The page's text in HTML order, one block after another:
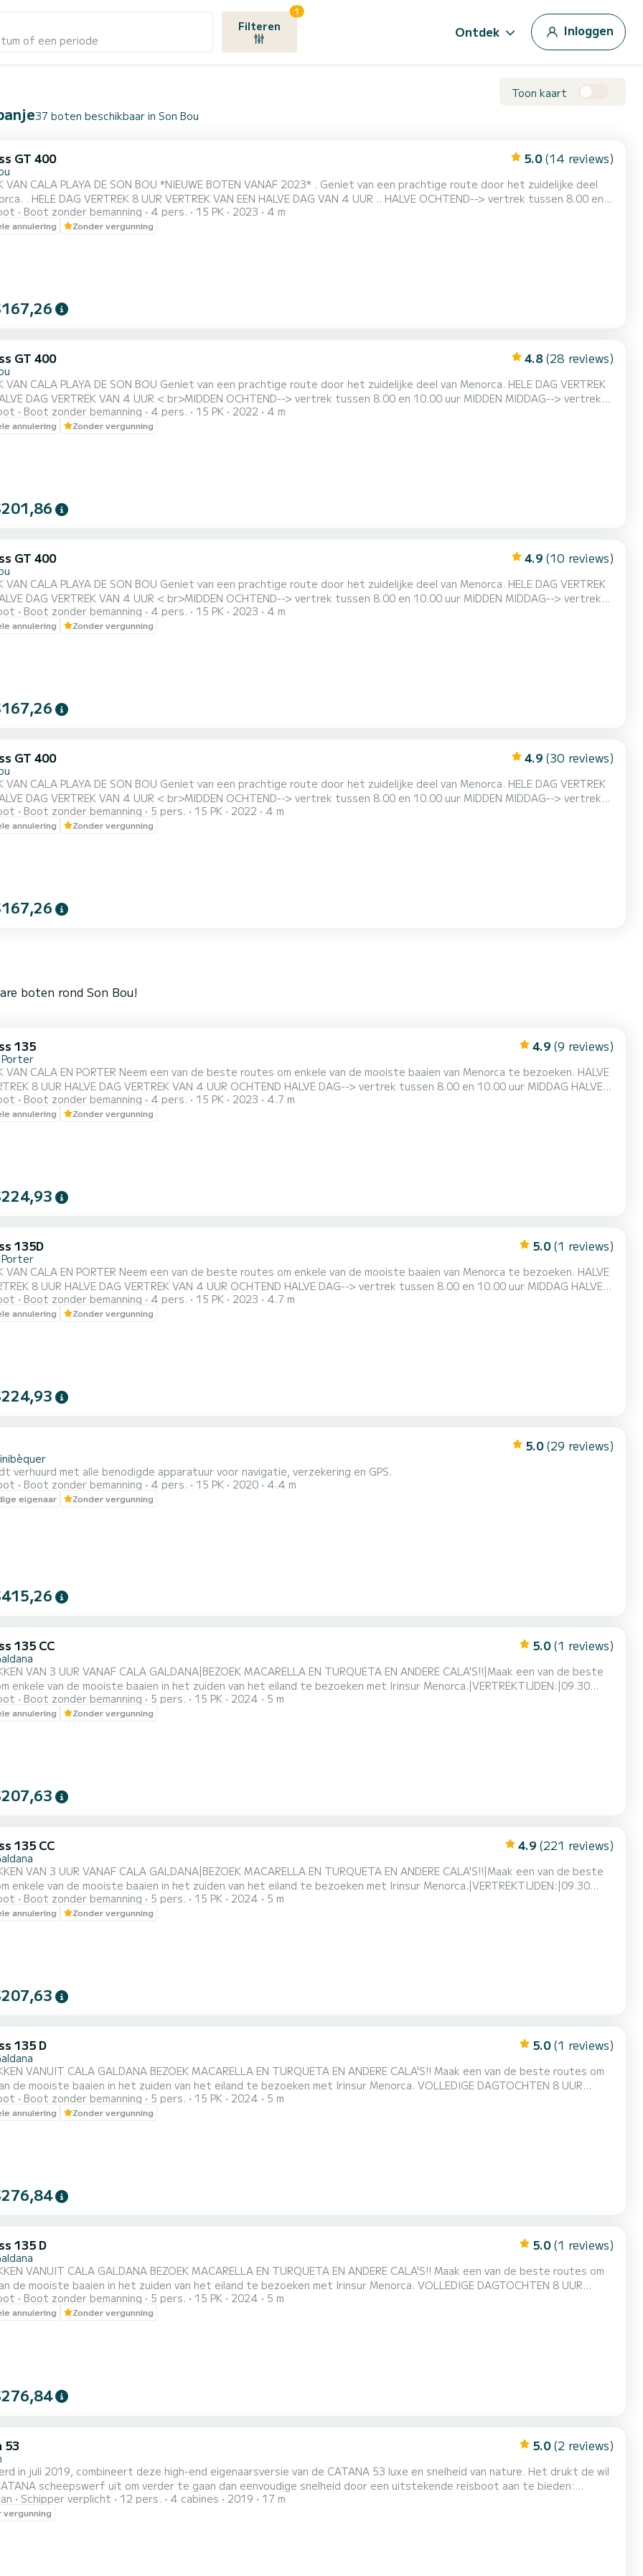
of een periode
Filteren
1
Ontdek Inloggen
Toon kaart
37 boten beschikbaar in Son Bou
GT 400 5.0 (14 reviews)
VAN CALA PLAYA DE SON BOU *NIEUWE BOTEN VANAF 2023* . Geniet van een prachtige route door het zuidelijke deel
HELE DAG VERTREK 8 UUR VERTREK VAN EEN HALVE DAG VAN 4 UUR .. HALVE OCHTEND--> vertrek tussen 8.00 en
MIDDAG--> vertrek tussen 13.00 en Het zal niemand onverschillig laten, #menorcaparadise Ontdek Menorca op
manier. Recreatieboten zonder vaarbewijs. Wij stellen u verschillende soorten boten ter beschikking en de mogelijkheid
Boot zonder bemanning 4 pers. 15 PK 2023 4 m
annulering Zonder vergunning
GT 400 4.8 (28 reviews)
SON BOU Geniet van een prachtige route door het zuidelijke deel van Menorca. HELE DAG VERTREK
VAN 4 UUR < br>MIDDEN OCHTEND--> vertrek tussen 8.00 en 10.00 uur MIDDEN MIDDAG--> vertrek
onverschillig laten, #menorcaparadise Ontdek Menorca op een unieke manier.
HET HEEFT: GROOT SOLARIUM, KOELKAST, LUIFEL, AFVALBAK en WATERDICHTE KAN.
Boot zonder bemanning 4 pers. 15 PK 2022 4 m
annulering Zonder vergunning
GT 400 4.9 (10 reviews)
SON BOU Geniet van een prachtige route door het zuidelijke deel van Menorca. HELE DAG VERTREK
VAN 4 UUR < br>MIDDEN OCHTEND--> vertrek tussen 8.00 en 10.00 uur MIDDEN MIDDAG--> vertrek
onverschillig laten, #menorcaparadise Ontdek Menorca op een unieke manier.
HET HEEFT: GROOT SOLARIUM, KOELKAST, Luifel, Vuilnisbak en WATERDICHTE KAN. *MAXIMUM
Boot zonder bemanning 4 pers. 15 PK 2023 4 m
annulering Zonder vergunning
GT 400 4.9 (30 reviews)
SON BOU Geniet van een prachtige route door het zuidelijke deel van Menorca. HELE DAG VERTREK
VAN 4 UUR < br>MIDDEN OCHTEND--> vertrek tussen 8.00 en 10.00 uur MIDDEN MIDDAG--> vertrek
onverschillig laten, #menorcaparadise Ontdek Menorca op een unieke manier.
HET HEEFT: GROOT SOLARIUM, KOELKAST, LUIFEL, AFVALBAK en WATERDICHTE KAN.
Boot zonder bemanning 5 pers. 15 PK 2022 4 m
annulering Zonder vergunning
boten rond Son Bou!
135 4.9 (9 reviews)
Porter
een van de beste routes om enkele van de mooiste baaien van Menorca te bezoeken. HALVE
HALVE DAG VERTREK VAN 4 UUR OCHTEND HALVE DAG--> vertrek tussen 8.00 en 10.00 uur MIDDAG HALVE
tussen 13.00 en 13.00 uur (Verborgen gegevens) Het zal niemand onverschillig laten, #menorcaparadise Ontdek
op een unieke manier. Recreatieboten zonder vaarbewijs. Wij stellen u verschillende soorten boten ter beschikking en de
Boot zonder bemanning 4 pers. 15 PK 2023 4.7 m
annulering Zonder vergunning
135D 5.0 (1 reviews)
Porter
een van de beste routes om enkele van de mooiste baaien van Menorca te bezoeken. HALVE
HALVE DAG VERTREK VAN 4 UUR OCHTEND HALVE DAG--> vertrek tussen 8.00 en 10.00 uur MIDDAG HALVE
tussen 13.00 en 13.00 uur (Verborgen gegevens) Het zal niemand onverschillig laten, #menorcaparadise Ontdek
op een unieke manier. Recreatieboten zonder vaarbewijs. Wij stellen u verschillende soorten boten ter beschikking en de
Boot zonder bemanning 4 pers. 15 PK 2023 4.7 m
annulering Zonder vergunning
5.0 (29 reviews)
verhuurd met alle benodigde apparatuur voor navigatie, verzekering en GPS.
Boot zonder bemanning 4 pers. 15 PK 2020 4.4 m
eigenaar Zonder vergunning
135 CC 5.0 (1 reviews)
VAN 3 UUR VANAF CALA GALDANA|BEZOEK MACARELLA EN TURQUETA EN ANDERE CALA'S!!|Maak een van de beste
enkele van de mooiste baaien in het zuiden van het eiland te bezoeken met Irinsur Menorca.|VERTREKTIJDEN:|09.30
uur|16.00 uur|Recreatieve boten zonder vaarbewijs nodig.|VOORZIEN VAN: RUIM ZONNEDAK, KOELKAST, ZONNESCHERM,
EN WATERDICHT VAT|*MAXIMAAL 350 KG GEWICHT TUSSEN DE INZITTENDEN*|BRANDSTOF|50€ BIJ HET INCHECKEN
Boot zonder bemanning 5 pers. 15 PK 2024 5 m
annulering Zonder vergunning
135 CC 4.9 (221 reviews)
VAN 3 UUR VANAF CALA GALDANA|BEZOEK MACARELLA EN TURQUETA EN ANDERE CALA'S!!|Maak een van de beste
enkele van de mooiste baaien in het zuiden van het eiland te bezoeken met Irinsur Menorca.|VERTREKTIJDEN:|09.30
uur|16.00 uur|Recreatieve boten zonder vaarbewijs nodig.|VOORZIEN VAN: RUIM ZONNEDAK, KOELKAST, ZONNESCHERM,
EN WATERDICHT VAT|*MAXIMAAL 350 KG GEWICHT TUSSEN DE INZITTENDEN*|BRANDSTOF|50€ BIJ HET INCHECKEN
Boot zonder bemanning 5 pers. 15 PK 2024 5 m
annulering Zonder vergunning
135 D 5.0 (1 reviews)
BEZOEK MACARELLA EN TURQUETA EN ANDERE CALA'S!! Maak een van de beste routes om
mooiste baaien in het zuiden van het eiland te bezoeken met Irinsur Menorca. VOLLEDIGE DAGTOCHTEN 8 UUR
HALVE DAGTOCHT OCHTEND --> vertrek tussen 8 en 10 uur. HALVE DAGTOCHT MIDDAG -->
13.00 en 14.30 uur. Recreatieve boten zonder de noodzaak van een vaarbewijs. BESCHIKBAAR: RUIM
Boot zonder bemanning 5 pers. 15 PK 2024 5 m
annulering Zonder vergunning
135 D 5.0 (1 reviews)
BEZOEK MACARELLA EN TURQUETA EN ANDERE CALA'S!! Maak een van de beste routes om
mooiste baaien in het zuiden van het eiland te bezoeken met Irinsur Menorca. VOLLEDIGE DAGTOCHTEN 8 UUR
HALVE DAGTOCHT OCHTEND --> vertrek tussen 8 en 10 uur. HALVE DAGTOCHT MIDDAG -->
13.00 en 14.30 uur. Recreatieve boten zonder de noodzaak van een vaarbewijs. BESCHIKBAAR: RUIM
Boot zonder bemanning 5 pers. 15 PK 2024 5 m
annulering Zonder vergunning
53 5.0 (2 reviews)
in juli 2019, combineert deze high-end eigenaarsversie van de CATANA 53 luxe en snelheid van nature. Het drukt de wil
scheepswerf uit om verder te gaan dan eenvoudige snelheid door een uitstekende reisboot aan te bieden:
zeilen, wit gelakte mast en giek, carbon stuurwielen, carbon bimini, 7KVA generator, 8 zonnepanelen, omkeerbare
watermaker, wijnkelder, vaatwasser, wasmachine, koffiezetapparaat, magnetron, groot scherm TV etc.... Deze
Schipper verplicht 12 pers. 4 cabines 2019 17 m
vergunning